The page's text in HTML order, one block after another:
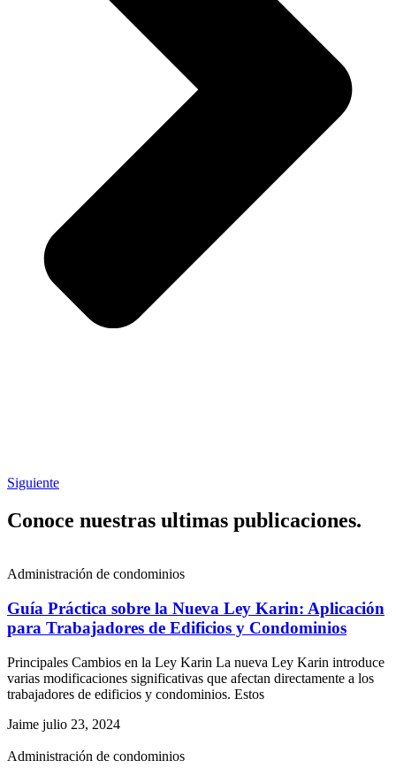
Siguiente
Conoce nuestras ultimas publicaciones.
Administración de condominios
Guía Práctica sobre la Nueva Ley Karin: Aplicación
para Trabajadores de Edificios y Condominios
Principales Cambios en la Ley Karin La nueva Ley Karin introduce
varias modificaciones significativas que afectan directamente a los
trabajadores de edificios y condominios. Estos
Jaime julio 23, 2024
Administración de condominios